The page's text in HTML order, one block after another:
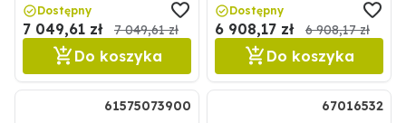
6709342P-HM5C-5SP
Dostępny
7 049,61 zł 7 049,61 zł
Do koszyka
Dostępny
6 908,17 zł 6 908,17 zł
Do koszyka
61575073900 67016532